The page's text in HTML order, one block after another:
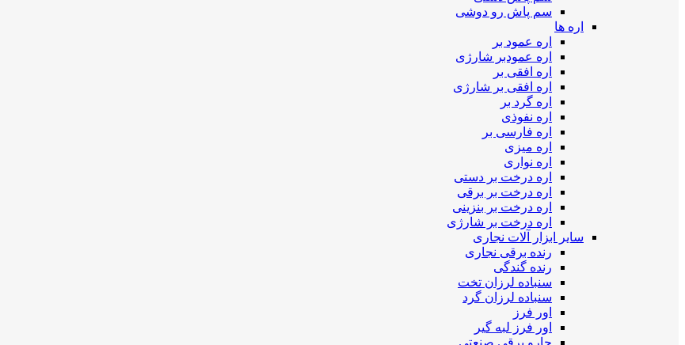
سم پاش رو دوشی
اره ها
اره عمود بر
اره عمودبر شارژی
اره افقی بر
اره افقی بر شارژی
اره گرد بر
اره نفوذی
اره فارسی بر
اره میزی
اره نواری
اره درخت بر دستی
اره درخت بر برقی
اره درخت بر بنزینی
اره درخت بر شارژی
سایر ابزار آلات نجاری
رنده برقی نجاری
رنده گندگی
سنباده لرزان تخت
سنباده لرزان گرد
اور فرز
اور فرز لبه گیر